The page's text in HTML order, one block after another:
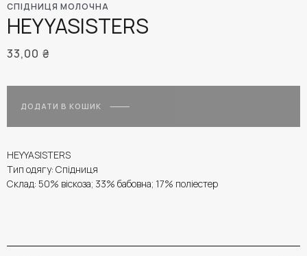
СПІДНИЦЯ МОЛОЧНА
HEYYASISTERS
33,00 ₴
ДОДАТИ В КОШИК
HEYYASISTERS
Тип одягу: Спідниця
Склад: 50% віскоза; 33% бабовна; 17% поліестер